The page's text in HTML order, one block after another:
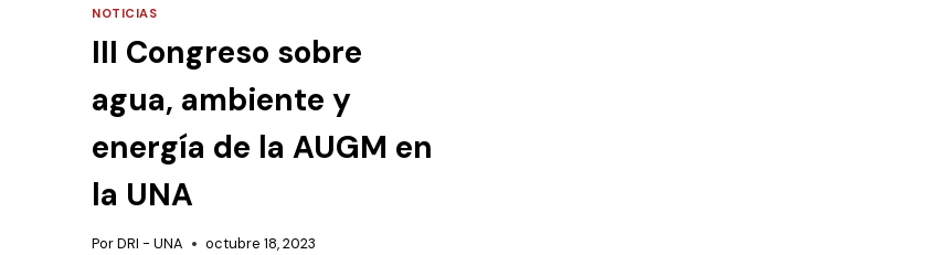
NOTICIAS
III Congreso sobre
agua, ambiente y
energía de la AUGM en
la UNA
PorDRI - UNA octubre 18, 2023